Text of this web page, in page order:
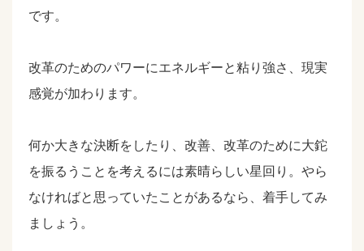
です。
改革のためのパワーにエネルギーと粘り強さ、現実
感覚が加わります。
何か大きな決断をしたり、改善、改革のために大鉈
を振るうことを考えるには素晴らしい星回り。やら
なければと思っていたことがあるなら、着手してみ
ましょう。